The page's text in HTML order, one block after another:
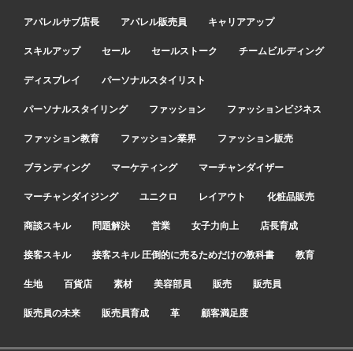
アパレルサブ店長 アパレル販売員 キャリアアップ
スキルアップ セール セールストーク チームビルディング
ディスプレイ パーソナルスタイリスト
パーソナルスタイリング ファッション ファッションビジネス
ファッション教育 ファッション業界 ファッション販売
ブランディング マーケティング マーチャンダイザー
マーチャンダイジング ユニクロ レイアウト 化粧品販売
商談スキル 問題解決 営業 女子力向上 店長育成
接客スキル 接客スキル 圧倒的に売るためだけの教科書 教育
生地 百貨店 素材 美容部員 販売 販売員
販売員の未来 販売員育成 革 顧客満足度